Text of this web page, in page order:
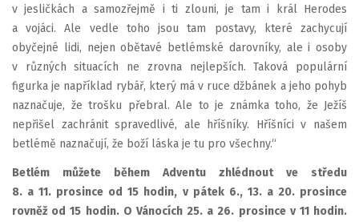
v jesličkách a samozřejmě i ti zlouni, je tam i král Herodes
a vojáci. Ale vedle toho jsou tam postavy, které zachycují
obyčejné lidi, nejen obětavé betlémské darovníky, ale i osoby
v různých situacích ne zrovna nejlepších. Taková populární
figurka je například rybář, který má v ruce džbánek a jeho pohyb
naznačuje, že trošku přebral. Ale to je známka toho, že Ježíš
nepřišel zachránit spravedlivé, ale hříšníky. Hříšníci v našem
betlémě naznačují, že boží láska je tu pro všechny.“
Betlém můžete během Adventu zhlédnout ve středu
8. a 11. prosince od 15 hodin, v pátek 6., 13. a 20. prosince
rovněž od 15 hodin. O Vánocích 25. a 26. prosince v 11 hodin.